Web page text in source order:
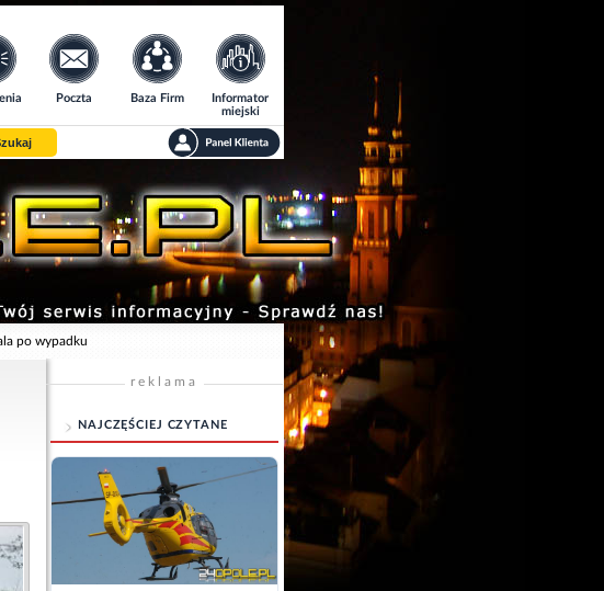
Poczta Baza Firm
Informator
miejski
po wypadku
reklama
NAJCZĘŚCIEJ CZYTANE